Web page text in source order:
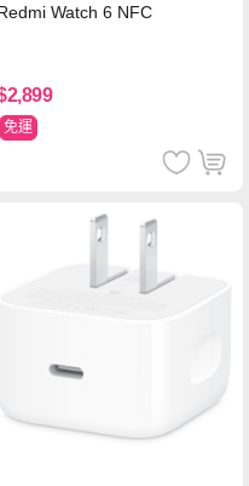
Watch 6 NFC
免運